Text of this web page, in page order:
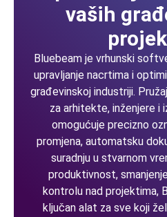
vaših
Bluebeam je vrhunski
upravljanje nacrtima i
građevinskoj industriji.
za arhitekte, inženjere i
omogućuje precizno
promjena, automatsku
suradnju u stvarnom
produktivnost,
kontrolu nad projektima,
ključan alat za sve koji